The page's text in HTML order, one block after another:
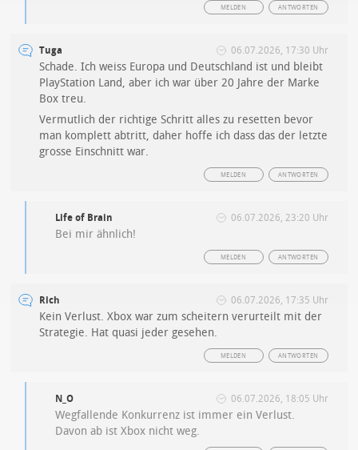
ANTWORTEN
MELDEN
Tuga 06.07.2026, 17:30 Uhr
Schade. Ich weiss Europa und Deutschland ist und bleibt
PlayStation Land, aber ich war über 20 Jahre der Marke
Box treu.
Vermutlich der richtige Schritt alles zu resetten bevor
man komplett abtritt, daher hoffe ich dass das der letzte
grosse Einschnitt war.
ANTWORTEN
MELDEN
Life of Brain 06.07.2026, 23:20 Uhr
Bei mir ähnlich!
ANTWORTEN
MELDEN
Rich 06.07.2026, 17:35 Uhr
Kein Verlust. Xbox war zum scheitern verurteilt mit der
Strategie. Hat quasi jeder gesehen.
ANTWORTEN
MELDEN
N_O 06.07.2026, 18:05 Uhr
Wegfallende Konkurrenz ist immer ein Verlust.
Davon ab ist Xbox nicht weg.